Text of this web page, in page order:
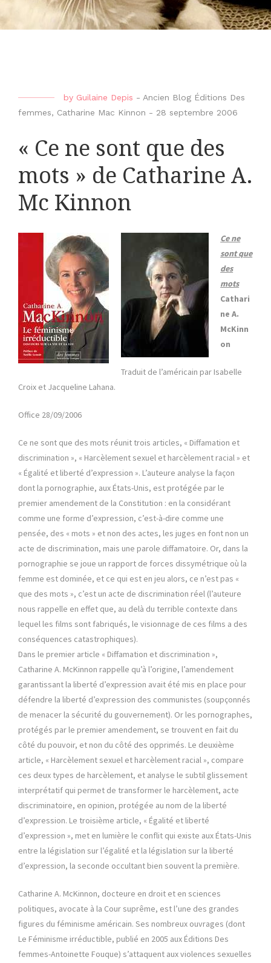
by Guilaine Depis - Ancien Blog Éditions Des
femmes, Catharine Mac Kinnon - 28 septembre 2006
« Ce ne sont que des
mots » de Catharine A.
Mc Kinnon
Ce ne
sont que
des
mots
Cathari
ne A.
McKinn
on
Traduit de l’américain par Isabelle
Croix et Jacqueline Lahana.
Office 28/09/2006
Ce ne sont que des mots réunit trois articles, « Diffamation et
discrimination », « Harcèlement sexuel et harcèlement racial » et
« Égalité et liberté d’expression ». L’auteure analyse la façon
dont la pornographie, aux États-Unis, est protégée par le
premier amendement de la Constitution : en la considérant
comme une forme d’expression, c’est-à-dire comme une
pensée, des « mots » et non des actes, les juges en font non un
acte de discrimination, mais une parole diffamatoire. Or, dans la
pornographie se joue un rapport de forces dissymétrique où la
femme est dominée, et ce qui est en jeu alors, ce n’est pas «
que des mots », c’est un acte de discrimination réel (l’auteure
nous rappelle en effet que, au delà du terrible contexte dans
lequel les films sont fabriqués, le visionnage de ces films a des
conséquences catastrophiques).
Dans le premier article « Diffamation et discrimination »,
Catharine A. McKinnon rappelle qu’à l’origine, l’amendement
garantissant la liberté d’expression avait été mis en place pour
défendre la liberté d’expression des communistes (soupçonnés
de menacer la sécurité du gouvernement). Or les pornographes,
protégés par le premier amendement, se trouvent en fait du
côté du pouvoir, et non du côté des opprimés. Le deuxième
article, « Harcèlement sexuel et harcèlement racial », compare
ces deux types de harcèlement, et analyse le subtil glissement
interprétatif qui permet de transformer le harcèlement, acte
discriminatoire, en opinion, protégée au nom de la liberté
d’expression. Le troisième article, « Égalité et liberté
d’expression », met en lumière le conflit qui existe aux États-Unis
entre la législation sur l’égalité et la législation sur la liberté
d’expression, la seconde occultant bien souvent la première.
Catharine A. McKinnon, docteure en droit et en sciences
politiques, avocate à la Cour suprême, est l’une des grandes
figures du féminisme américain. Ses nombreux ouvrages (dont
Le Féminisme irréductible, publié en 2005 aux Éditions Des
femmes-Antoinette Fouque) s’attaquent aux violences sexuelles